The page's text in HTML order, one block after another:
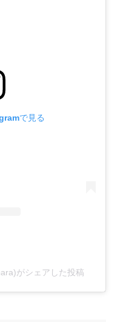
で見る
がシェアした投稿